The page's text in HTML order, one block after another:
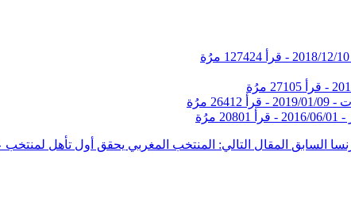
2018/12/10
- قرأ 127424 مرُة
- قرأ 27105 مرُة
-
2019/01/09
- قرأ 26412 مرُة
-
2016/06/01
- قرأ 20801 مرُة
السابق المقال التالي: المنتخب المغربي يحقق أول تأهل